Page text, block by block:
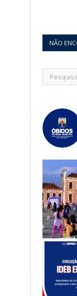
NÃO